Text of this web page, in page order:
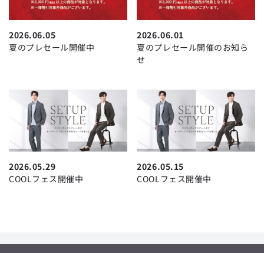
2026.06.05
夏のプレセール開催中
2026.06.01
夏のプレセール開催のお知ら
せ
2026.05.29
COOLフェス開催中
2026.05.15
COOLフェス開催中